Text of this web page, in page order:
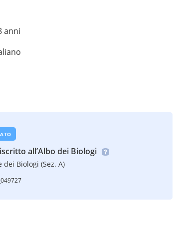
anni
all’Albo dei Biologi
Biologi (Sez. A)